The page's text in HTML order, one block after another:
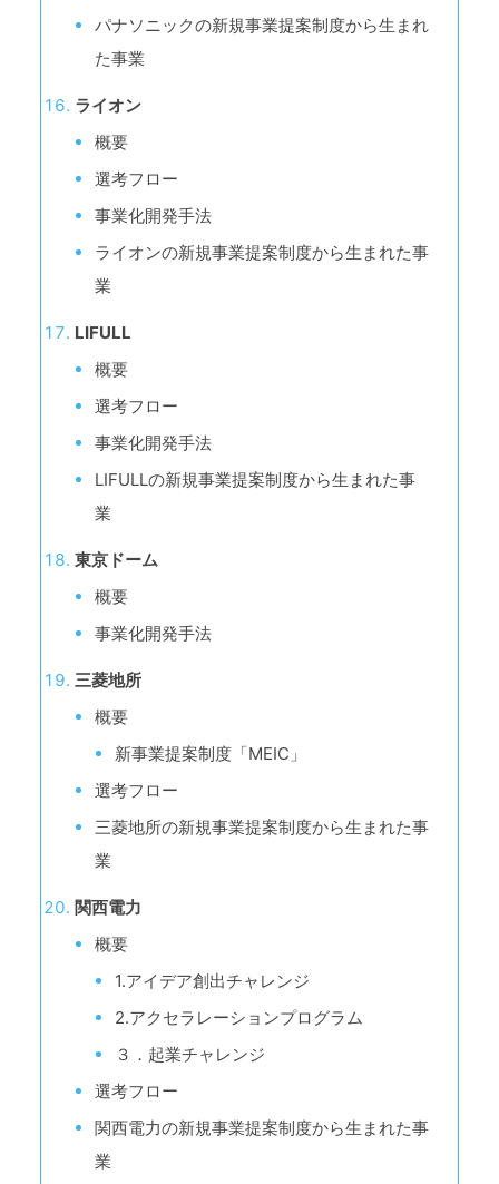
パナソニックの新規事業提案制度から生まれ
た事業
ライオン
概要
選考フロー
事業化開発手法
ライオンの新規事業提案制度から生まれた事
業
LIFULL
概要
選考フロー
事業化開発手法
LIFULLの新規事業提案制度から生まれた事
業
東京ドーム
概要
事業化開発手法
三菱地所
概要
新事業提案制度「MEIC」
選考フロー
三菱地所の新規事業提案制度から生まれた事
業
関西電力
概要
1.アイデア創出チャレンジ
2.アクセラレーションプログラム
３．起業チャレンジ
選考フロー
関西電力の新規事業提案制度から生まれた事
業